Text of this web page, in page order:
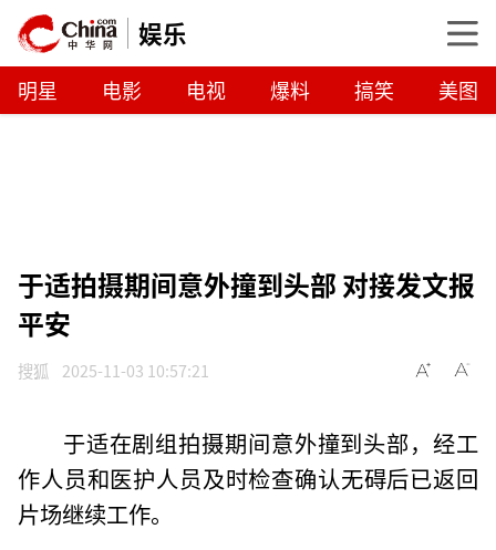
娱乐
明星 电影 电视 爆料 搞笑 美图
于适拍摄期间意外撞到头部 对接发文报
平安
搜狐 2025-11-03 10:57:21
于适在剧组拍摄期间意外撞到头部，经工
作人员和医护人员及时检查确认无碍后已返回
片场继续工作。